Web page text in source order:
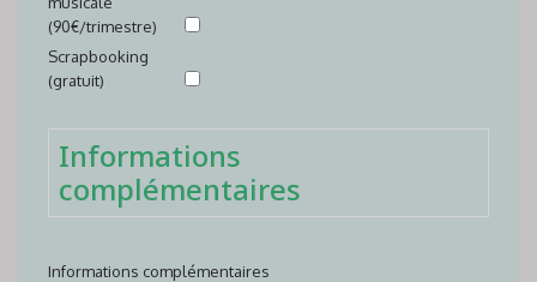
(90€/trimestre)
Scrapbooking
(gratuit)
Informations
complémentaires
Informations complémentaires